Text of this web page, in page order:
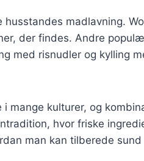
madlavning.
der findes. Andre
med risnudler og kylling
mange kulturer, og
hvor friske
man kan tilberede sund